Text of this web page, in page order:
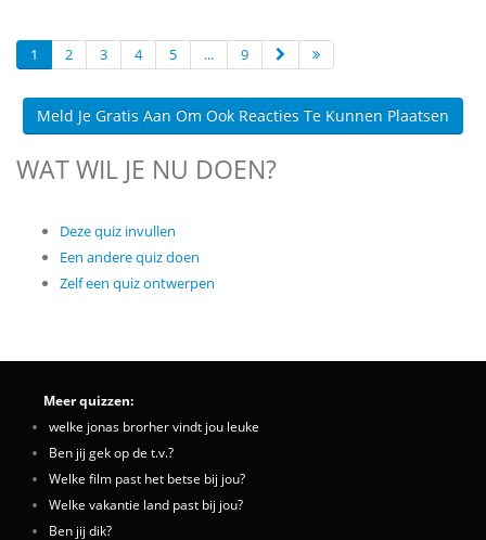
1 2 3 4 5 ... 9
Meld Je Gratis Aan Om Ook Reacties Te Kunnen Plaatsen
WAT WIL JE NU DOEN?
Deze quiz invullen
Een andere quiz doen
Zelf een quiz ontwerpen
Meer quizzen:
welke jonas brorher vindt jou leuke
Ben jij gek op de t.v.?
Welke film past het betse bij jou?
Welke vakantie land past bij jou?
Ben jij dik?